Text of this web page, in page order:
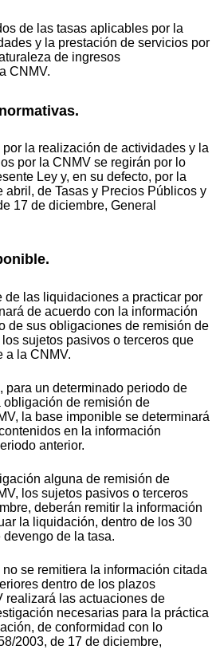
de las tasas aplicables por la
y la prestación de servicios por
de ingresos
CNMV.
la realización de actividades y la
por la CNMV se regirán por lo
Ley y, en su defecto, por la
abril, de Tasas y Precios Públicos y
17 de diciembre, General
de las liquidaciones a practicar por
de acuerdo con la información
de sus obligaciones de remisión de
sujetos pasivos o terceros que
a la CNMV.
para un determinado periodo de
de remisión de
la base imponible se determinará
en la información
anterior.
alguna de remisión de
los sujetos pasivos o terceros
deberán remitir la información
la liquidación, dentro de los 30
de la tasa.
se remitiera la información citada
dentro de los plazos
realizará las actuaciones de
necesarias para la práctica
de conformidad con lo
2003, de 17 de diciembre,